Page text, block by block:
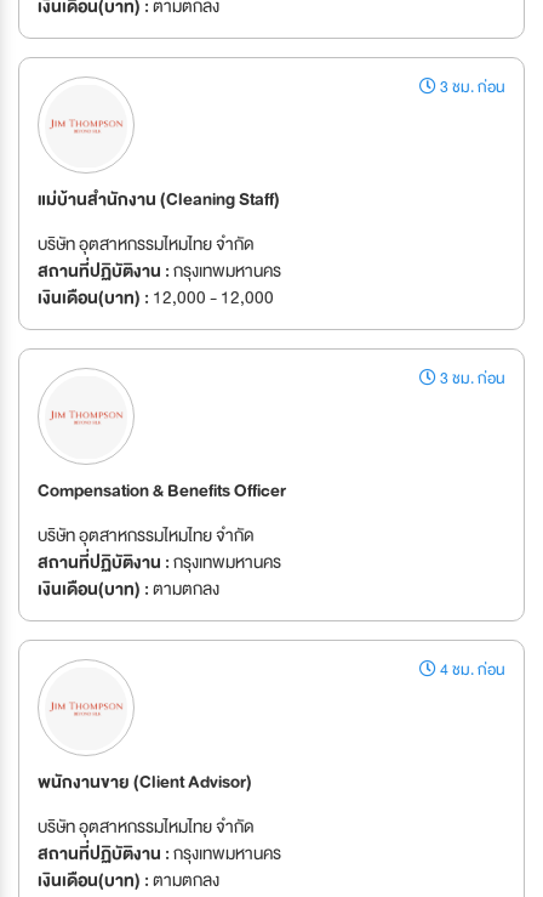
เงินเดือน(บาท) :ตามตกลง
3 ชม. ก่อน
แม่บ้านสำนักงาน (Cleaning Staff)
บริษัท อุตสาหกรรมไหมไทย จำกัด
สถานที่ปฏิบัติงาน :กรุงเทพมหานคร
เงินเดือน(บาท) : 12,000 - 12,000
3 ชม. ก่อน
Compensation & Benefits Officer
บริษัท อุตสาหกรรมไหมไทย จำกัด
สถานที่ปฏิบัติงาน :กรุงเทพมหานคร
เงินเดือน(บาท) :ตามตกลง
4 ชม. ก่อน
พนักงานขาย (Client Advisor)
บริษัท อุตสาหกรรมไหมไทย จำกัด
สถานที่ปฏิบัติงาน :กรุงเทพมหานคร
เงินเดือน(บาท) :ตามตกลง